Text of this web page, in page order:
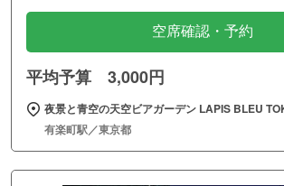
空席確認・予約
平均予算 3,000円
夜景と青空の天空ビアガーデン LAPIS BLEU
有楽町駅／東京都